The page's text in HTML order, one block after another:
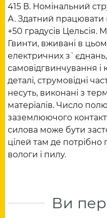
415 В. Номінальний
А. Здатний працювати
+50 градусів Цельсія.
Гвинти, вживані в
електричних
самовідгвинчування і
деталі, струмовідні
несуть, виконані з
матеріалів. Число
заземлюючого
силова може бути
цілей там де потрібно
вологи і пилу.
Ви